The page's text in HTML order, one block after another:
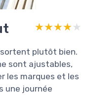
★★★★★
★★★★★
plutôt bien.
sont ajustables,
les marques et les
une journée